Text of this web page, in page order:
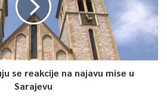
se reakcije na najavu mise u
Sarajevu